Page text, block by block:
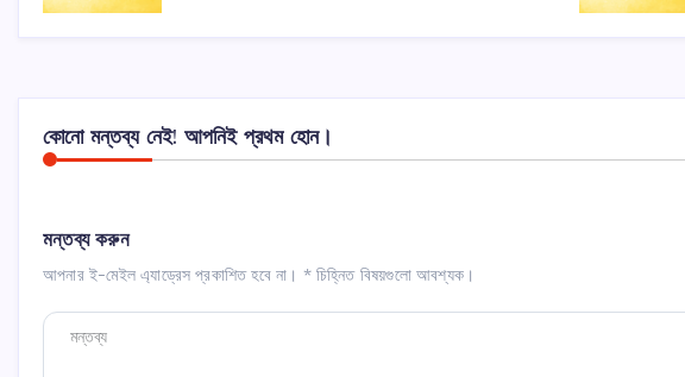
কোনো মন্তব্য নেই! আপনিই প্রথম হোন।
মন্তব্য করুন
আপনার ই-মেইল এ্যাড্রেস প্রকাশিত হবে না। *চিহ্নিত বিষয়গুলো আবশ্যক।